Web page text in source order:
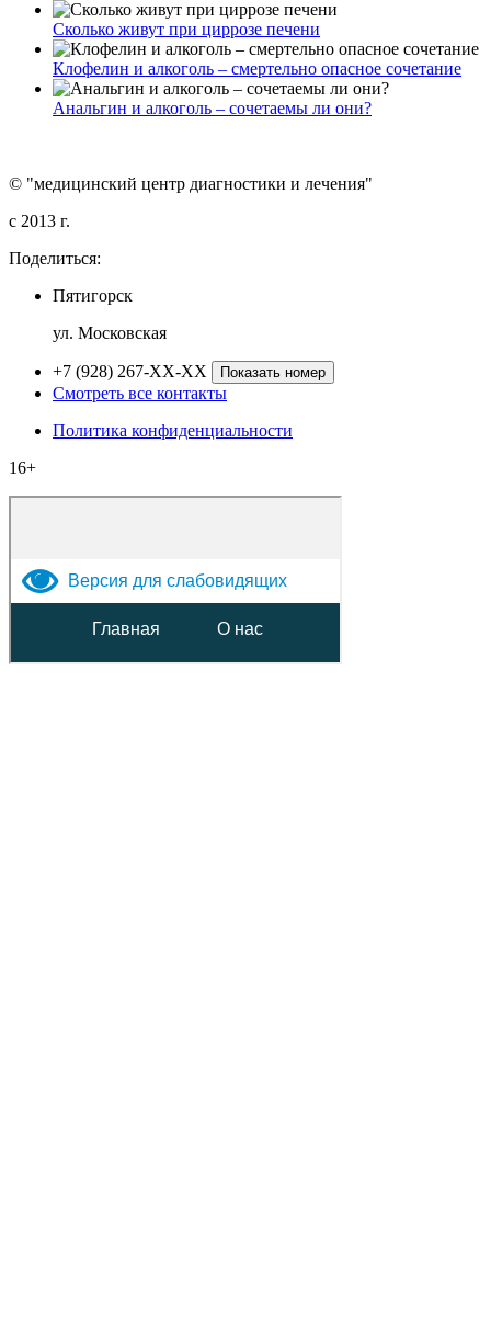
Сколько живут при циррозе печени
Клофелин и алкоголь – смертельно опасное сочетание
Анальгин и алкоголь – сочетаемы ли они?
© "медицинский центр диагностики и лечения"
c 2013 г.
Поделиться:
Пятигорск
ул. Московская
+7 (928) 267-XX-XX Показать номер
Смотреть все контакты
Политика конфиденциальности
16+